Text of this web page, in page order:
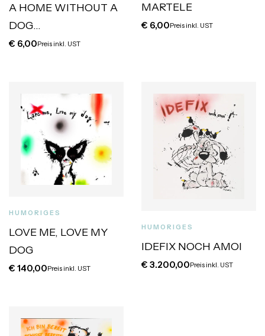
A HOME WITHOUT A
DOG…
€ 6,00Preis inkl. UST
MARTELE
€ 6,00Preis inkl. UST
HUMORIGES
LOVE ME, LOVE MY
DOG
€ 140,00Preis inkl. UST
HUMORIGES
IDEFIX NOCH AMOI
€ 3.200,00Preis inkl. UST